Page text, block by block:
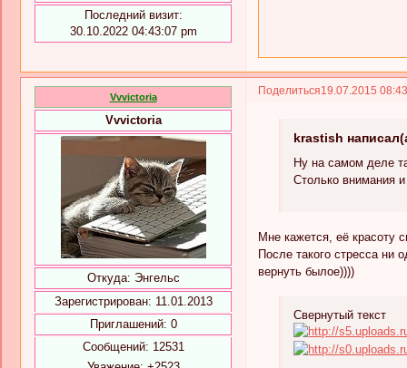
Последний визит:
30.10.2022 04:43:07 pm
Поделиться19.07.2015
Vvvictoria
Vvvictoria
Откуда: Энгельс
Зарегистрирован: 11.01.2013
Приглашений: 0
Сообщений: 12531
krastish
Ну на самом деле
Столько внимания
Мне кажется, её красоту
После такого стресса ни
вернуть былое))))
Свернутый текст